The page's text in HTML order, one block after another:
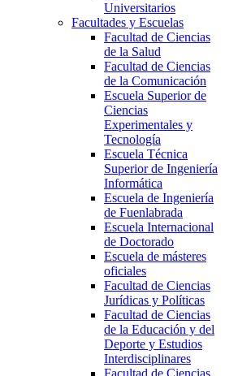
Universitarios
Facultades y Escuelas
Facultad de Ciencias
de la Salud
Facultad de Ciencias
de la Comunicación
Escuela Superior de
Ciencias
Experimentales y
Tecnología
Escuela Técnica
Superior de Ingeniería
Informática
Escuela de Ingeniería
de Fuenlabrada
Escuela Internacional
de Doctorado
Escuela de másteres
oficiales
Facultad de Ciencias
Jurídicas y Políticas
Facultad de Ciencias
de la Educación y del
Deporte y Estudios
Interdisciplinares
Facultad de Ciencias